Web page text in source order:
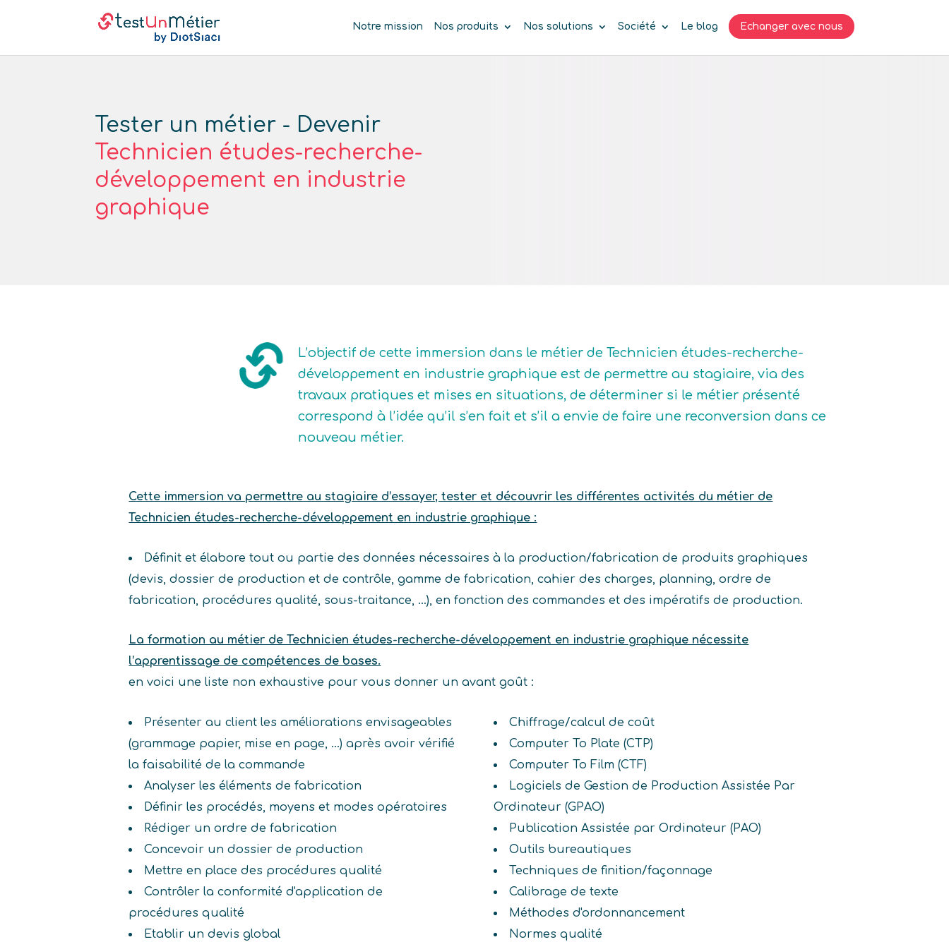
Notre mission Nos produits Nos solutions Société Le blog Echanger avec nous
Tester un métier - Devenir
Technicien études-recherche-
développement en industrie
graphique
L’objectif de cette immersion dans le métier de Technicien études-recherche-
développement en industrie graphique est de permettre au stagiaire, via des
travaux pratiques et mises en situations, de déterminer si le métier présenté
correspond à l’idée qu’il s’en fait et s’il a envie de faire une reconversion dans ce
nouveau métier.
Cette immersion va permettre au stagiaire d’essayer, tester et découvrir les différentes activités du métier de
Technicien études-recherche-développement en industrie graphique :
Définit et élabore tout ou partie des données nécessaires à la production/fabrication de produits graphiques
(devis, dossier de production et de contrôle, gamme de fabrication, cahier des charges, planning, ordre de
fabrication, procédures qualité, sous-traitance, …), en fonction des commandes et des impératifs de production.
La formation au métier de Technicien études-recherche-développement en industrie graphique nécessite
l’apprentissage de compétences de bases.
en voici une liste non exhaustive pour vous donner un avant goût :
Présenter au client les améliorations envisageables
(grammage papier, mise en page, ...) après avoir vérifié
la faisabilité de la commande
Analyser les éléments de fabrication
Définir les procédés, moyens et modes opératoires
Rédiger un ordre de fabrication
Concevoir un dossier de production
Mettre en place des procédures qualité
Contrôler la conformité d'application de
procédures qualité
Etablir un devis global
Chiffrage/calcul de coût
Computer To Plate (CTP)
Computer To Film (CTF)
Logiciels de Gestion de Production Assistée Par
Ordinateur (GPAO)
Publication Assistée par Ordinateur (PAO)
Outils bureautiques
Techniques de finition/façonnage
Calibrage de texte
Méthodes d'ordonnancement
Normes qualité